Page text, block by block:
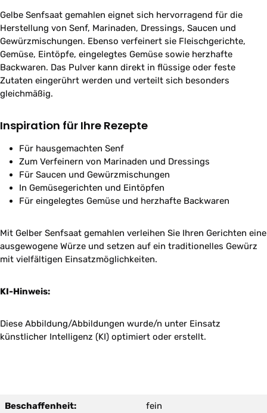
Gelbe Senfsaat gemahlen eignet sich hervorragend für die
Herstellung von Senf, Marinaden, Dressings, Saucen und
Gewürzmischungen. Ebenso verfeinert sie Fleischgerichte,
Gemüse, Eintöpfe, eingelegtes Gemüse sowie herzhafte
Backwaren. Das Pulver kann direkt in flüssige oder feste
Zutaten eingerührt werden und verteilt sich besonders
gleichmäßig.
Inspiration für Ihre Rezepte
Für hausgemachten Senf
Zum Verfeinern von Marinaden und Dressings
Für Saucen und Gewürzmischungen
In Gemüsegerichten und Eintöpfen
Für eingelegtes Gemüse und herzhafte Backwaren
Mit Gelber Senfsaat gemahlen verleihen Sie Ihren Gerichten eine
ausgewogene Würze und setzen auf ein traditionelles Gewürz
mit vielfältigen Einsatzmöglichkeiten.
KI-Hinweis:
Diese Abbildung/Abbildungen wurde/n unter Einsatz
künstlicher Intelligenz (KI) optimiert oder erstellt.
Beschaffenheit: fein